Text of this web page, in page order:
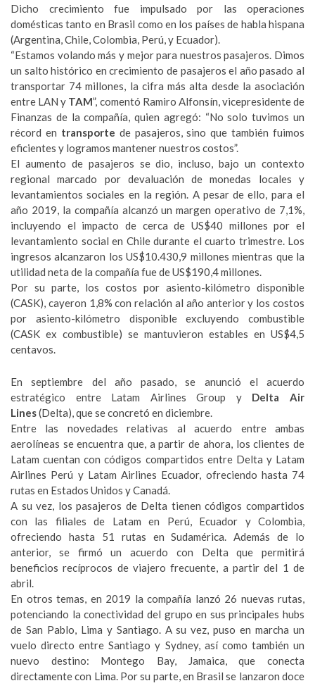
Dicho crecimiento fue impulsado por las operaciones
domésticas tanto en Brasil como en los países de habla hispana
(Argentina, Chile, Colombia, Perú, y Ecuador).
“Estamos volando más y mejor para nuestros pasajeros. Dimos
un salto histórico en crecimiento de pasajeros el año pasado al
transportar 74 millones, la cifra más alta desde la asociación
entre LAN y TAM”, comentó Ramiro Alfonsín, vicepresidente de
Finanzas de la compañía, quien agregó: “No solo tuvimos un
récord en transporte de pasajeros, sino que también fuimos
eficientes y logramos mantener nuestros costos”.
El aumento de pasajeros se dio, incluso, bajo un contexto
regional marcado por devaluación de monedas locales y
levantamientos sociales en la región. A pesar de ello, para el
año 2019, la compañía alcanzó un margen operativo de 7,1%,
incluyendo el impacto de cerca de US$40 millones por el
levantamiento social en Chile durante el cuarto trimestre. Los
ingresos alcanzaron los US$10.430,9 millones mientras que la
utilidad neta de la compañía fue de US$190,4 millones.
Por su parte, los costos por asiento-kilómetro disponible
(CASK), cayeron 1,8% con relación al año anterior y los costos
por asiento-kilómetro disponible excluyendo combustible
(CASK ex combustible) se mantuvieron estables en US$4,5
centavos.
En septiembre del año pasado, se anunció el acuerdo
estratégico entre Latam Airlines Group y Delta Air
Lines(Delta), que se concretó en diciembre.
Entre las novedades relativas al acuerdo entre ambas
aerolíneas se encuentra que, a partir de ahora, los clientes de
Latam cuentan con códigos compartidos entre Delta y Latam
Airlines Perú y Latam Airlines Ecuador, ofreciendo hasta 74
rutas en Estados Unidos y Canadá.
A su vez, los pasajeros de Delta tienen códigos compartidos
con las filiales de Latam en Perú, Ecuador y Colombia,
ofreciendo hasta 51 rutas en Sudamérica. Además de lo
anterior, se firmó un acuerdo con Delta que permitirá
beneficios recíprocos de viajero frecuente, a partir del 1 de
abril.
En otros temas, en 2019 la compañía lanzó 26 nuevas rutas,
potenciando la conectividad del grupo en sus principales hubs
de San Pablo, Lima y Santiago. A su vez, puso en marcha un
vuelo directo entre Santiago y Sydney, así como también un
nuevo destino: Montego Bay, Jamaica, que conecta
directamente con Lima. Por su parte, en Brasil se lanzaron doce